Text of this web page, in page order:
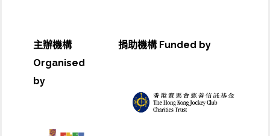
主辦機構
Organised
by
捐助機構 Funded by